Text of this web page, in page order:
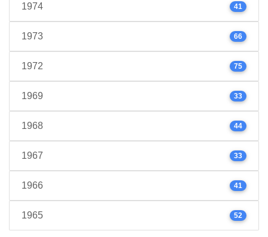
1974 41
1973 66
1972 75
1969 33
1968 44
1967 33
1966 41
1965 52